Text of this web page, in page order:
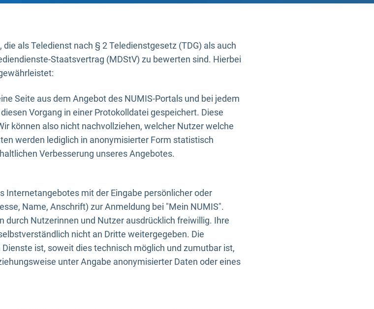
als Teledienst nach § 2 Teledienstgesetz (TDG) als auch
Staatsvertrag (MDStV) zu bewerten sind. Hierbei
Seite aus dem Angebot des NUMIS-Portals und bei jedem
Vorgang in einer Protokolldatei gespeichert. Diese
können also nicht nachvollziehen, welcher Nutzer welche
werden lediglich in anonymisierter Form statistisch
Verbesserung unseres Angebotes.
Internetangebotes mit der Eingabe persönlicher oder
Name, Anschrift) zur Anmeldung bei "Mein NUMIS".
durch Nutzerinnen und Nutzer ausdrücklich freiwillig. Ihre
nicht an Dritte weitergegeben. Die
ist, soweit dies technisch möglich und zumutbar ist,
unter Angabe anonymisierter Daten oder eines